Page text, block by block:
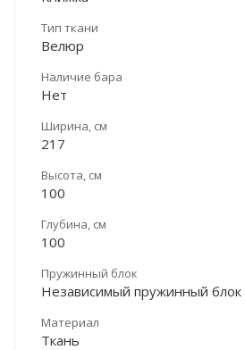
Тип ткани
Велюр
Наличие бара
Нет
Ширина, см
217
Высота, см
100
Глубина, см
100
Пружинный блок
Независимый пружинный блок
Материал
Ткань